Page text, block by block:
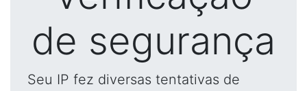
de segurança
Seu IP fez diversas tentativas de